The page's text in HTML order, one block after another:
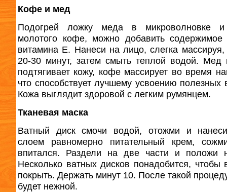
Кофе и мед
Подогрей ложку меда в микроволновке
молотого кофе, можно добавить содержимое
витамина Е. Нанеси на лицо, слегка массируя,
20-30 минут, затем смыть теплой водой. Мед
подтягивает кожу, кофе массирует во время
что способствует лучшему усвоению полезных
Кожа выглядит здоровой с легким румянцем.
Тканевая маска
Ватный диск смочи водой, отожми и
слоем равномерно питательный крем,
впитался. Раздели на две части и положи
Несколько ватных дисков понадобится, чтобы
покрыть. Держать минут 10. После такой
будет нежной.